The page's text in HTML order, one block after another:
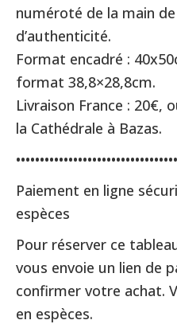
numéroté de la main
d’authenticité.
Format encadré :
format 38,8×28,8cm.
Livraison France : 20€,
la Cathédrale à Bazas.
Paiement en ligne
espèces
Pour réserver ce
vous envoie un lien de
confirmer votre achat.
en espèces.